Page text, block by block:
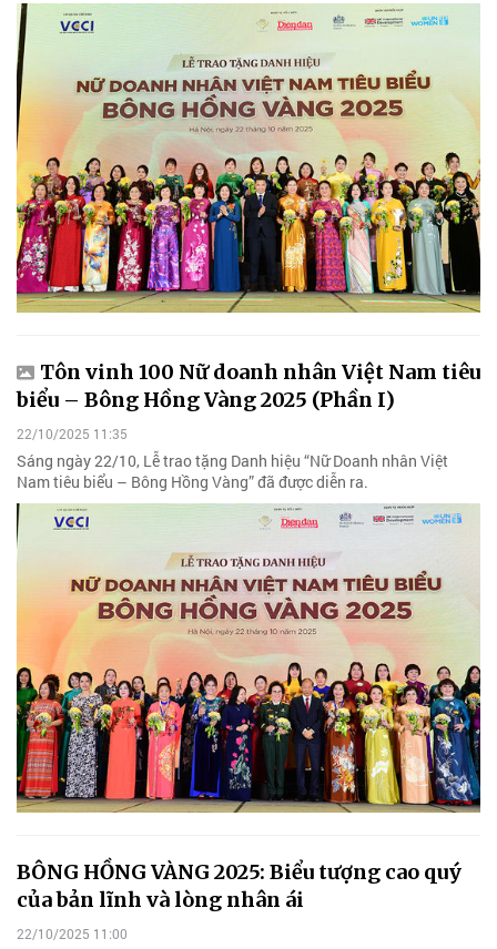
Tôn vinh 100 Nữ doanh nhân Việt Nam tiêu
biểu – Bông Hồng Vàng 2025 (Phần I)
22/10/2025 11:35
Sáng ngày 22/10, Lễ trao tặng Danh hiệu “Nữ Doanh nhân Việt
Nam tiêu biểu – Bông Hồng Vàng” đã được diễn ra.
BÔNG HỒNG VÀNG 2025: Biểu tượng cao quý
của bản lĩnh và lòng nhân ái
22/10/2025 11:00